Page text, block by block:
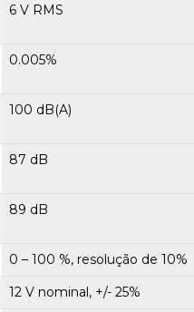
6 V RMS
0.005%
100 dB(A)
87 dB
89 dB
0 – 100 %, resolução de 10%
12 V nominal, +/- 25%